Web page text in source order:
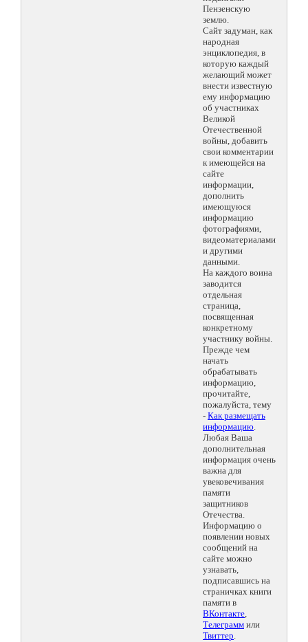
Пензенскую
землю.
Сайт задуман, как
народная
энциклопедия, в
которую каждый
желающий может
внести известную
ему информацию
об участниках
Великой
Отечественной
войны, добавить
свои комментарии
к имеющейся на
сайте
информации,
дополнить
имеющуюся
информацию
фотографиями,
видеоматериалами
и другими
данными.
На каждого воина
заводится
отдельная
страница,
посвященная
конкретному
участнику войны.
Прежде чем
начать
обрабатывать
информацию,
прочитайте,
пожалуйста, тему
- Как размещать
информацию.
Любая Ваша
дополнительная
информация очень
важна для
увековечивания
памяти
защитников
Отечества.
Информацию о
появлении новых
сообщений на
сайте можно
узнавать,
подписавшись на
страничках книги
памяти в
ВКонтакте,
Телеграмм или
Твиттер.